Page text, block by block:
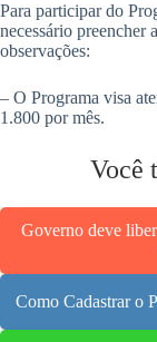
Para participar do
necessário preencher
observações:
– O Programa visa
1.800 por mês.
Você
Governo deve
Como Cadastrar o